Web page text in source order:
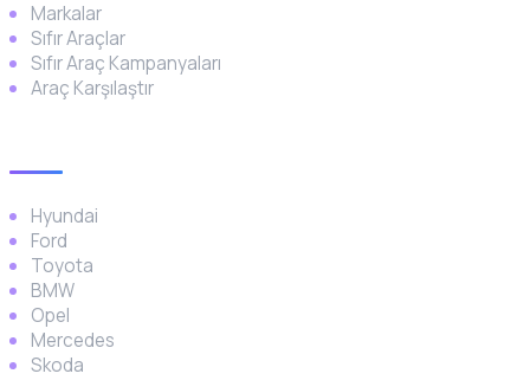
Markalar
Sıfır Araçlar
Sıfır Araç Kampanyaları
Araç Karşılaştır
Hyundai
Ford
Toyota
BMW
Opel
Mercedes
Skoda